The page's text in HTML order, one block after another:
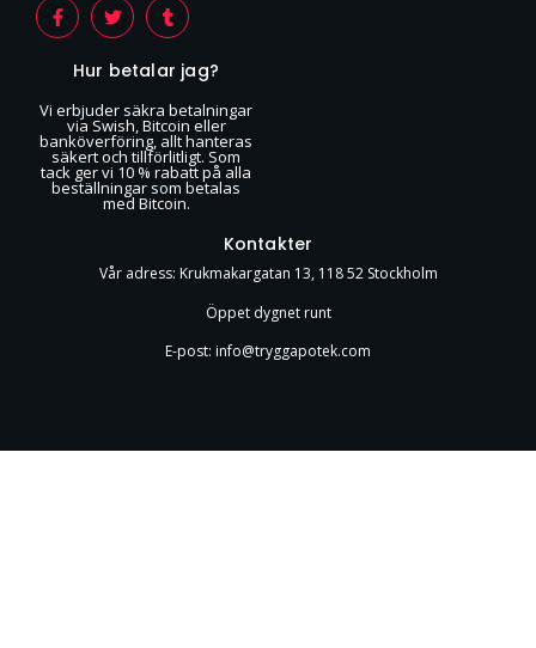
Hur betalar jag?
Vi erbjuder säkra betalningar
via Swish, Bitcoin eller
banköverföring, allt hanteras
säkert och tillförlitligt. Som
tack ger vi 10 % rabatt på alla
beställningar som betalas
med Bitcoin.
Kontakter
Vår adress: Krukmakargatan 13, 118 52 Stockholm
Öppet dygnet runt
E-post: info@tryggapotek.com